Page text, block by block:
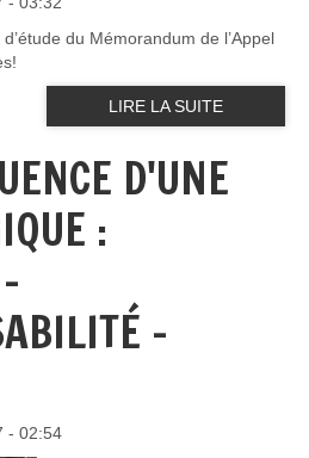
du Mémorandum de l’Appel
LIRE LA SUITE
D'UNE
:
–
- 02:54